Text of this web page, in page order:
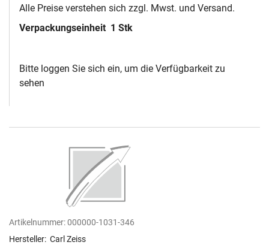
Alle Preise verstehen sich zzgl. Mwst. und Versand.
Verpackungseinheit 1 Stk
Bitte loggen Sie sich ein, um die Verfügbarkeit zu
sehen
Artikelnummer:000000-1031-346
Hersteller: Carl Zeiss